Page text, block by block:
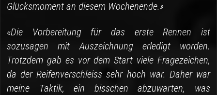
Glücksmoment an diesem Wochenende.»
«Die Vorbereitung für das erste Rennen ist
sozusagen mit Auszeichnung erledigt worden.
Trotzdem gab es vor dem Start viele Fragezeichen,
da der Reifenverschleiss sehr hoch war. Daher war
meine Taktik, ein bisschen abzuwarten, was